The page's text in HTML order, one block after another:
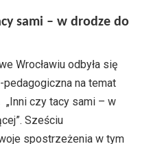
sami – w drodze do
Wrocławiu odbyła się
na temat
czy tacy sami – w
Sześciu
spostrzeżenia w tym